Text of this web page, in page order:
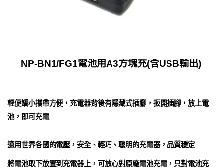
NP-BN1/FG1電池用A3方塊充(含USB輸出)
輕便嬌小攜帶方便，充電器背後有隱藏式插腳，扳開插腳，放上電
池，即可充電
適用世界各國的電壓，安全、輕巧、聰明的充電器，品質穩定
將電池取下放置到充電器上，可放心對原廠電池充電，只對電池充